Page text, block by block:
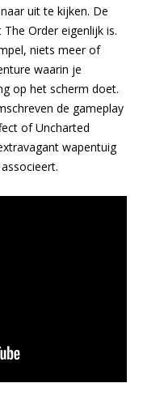
uit te kijken. De
Order eigenlijk is.
niets meer of
waarin je
op het scherm doet.
de gameplay
of Uncharted
wapentuig